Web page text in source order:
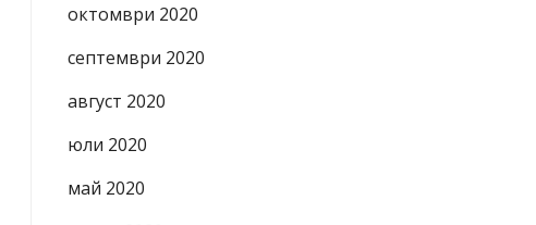
октомври 2020
септември 2020
август 2020
юли 2020
май 2020